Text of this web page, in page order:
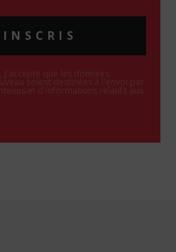
que les données
soient destinées à l'envoi par
et d'informations relatifs aux